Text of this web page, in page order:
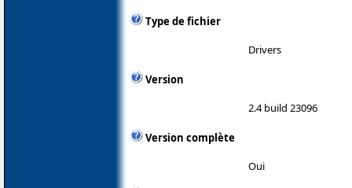
Type de fichier
Drivers
Version
2.4 build 23096
Version complète
Oui